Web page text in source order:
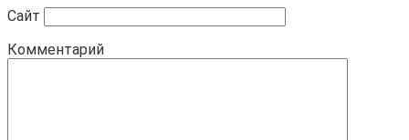
Сайт
Комментарий